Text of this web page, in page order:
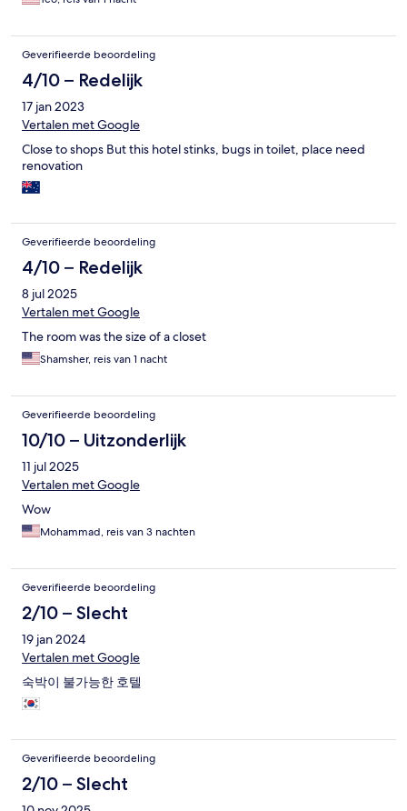
Geverifieerde beoordeling
4/10 – Redelijk
17 jan 2023
Vertalen met Google
Close to shops But this hotel stinks, bugs in toilet, place need
renovation
Geverifieerde beoordeling
4/10 – Redelijk
8 jul 2025
Vertalen met Google
The room was the size of a closet
Shamsher, reis van 1 nacht
Geverifieerde beoordeling
10/10 – Uitzonderlijk
11 jul 2025
Vertalen met Google
Wow
Mohammad, reis van 3 nachten
Geverifieerde beoordeling
2/10 – Slecht
19 jan 2024
Vertalen met Google
숙박이 불가능한 호텔
Geverifieerde beoordeling
2/10 – Slecht